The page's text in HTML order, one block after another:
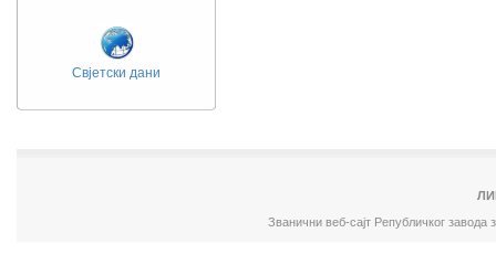
Свјетски дани
Званични веб-сајт Републичког